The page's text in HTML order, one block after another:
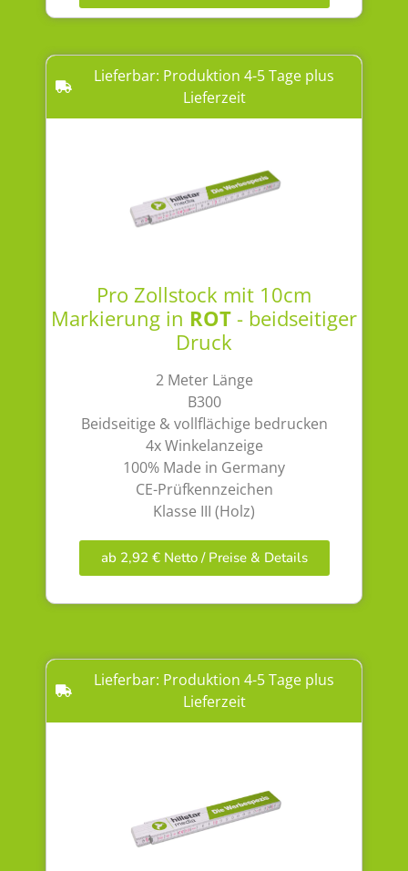
Lieferbar: Produktion 4-5 Tage plus
Lieferzeit
Pro Zollstock mit 10cm
Markierung in ROT- beidseitiger
Druck
2 Meter Länge
B300
Beidseitige & vollflächige bedrucken
4x Winkelanzeige
100% Made in Germany
CE-Prüfkennzeichen
Klasse III (Holz)
ab 2,92 € Netto / Preise & Details
Lieferbar: Produktion 4-5 Tage plus
Lieferzeit